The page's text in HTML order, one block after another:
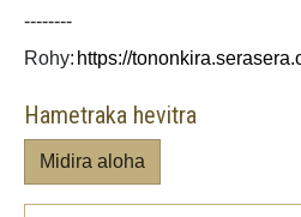
--------
Rohy:
Hametraka hevitra
Midira aloha